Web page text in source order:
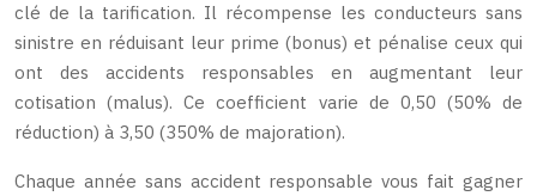
clé de la tarification. Il récompense les conducteurs sans
sinistre en réduisant leur prime (bonus) et pénalise ceux qui
ont des accidents responsables en augmentant leur
cotisation (malus). Ce coefficient varie de 0,50 (50% de
réduction) à 3,50 (350% de majoration).
Chaque année sans accident responsable vous fait gagner